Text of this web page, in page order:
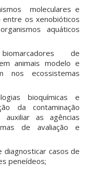
moleculares e
entre os xenobióticos
aquáticos
de
animais modelo e
nos ecossistemas
bioquímicas e
da contaminação
as agências
de avaliação e
casos de
peneídeos;